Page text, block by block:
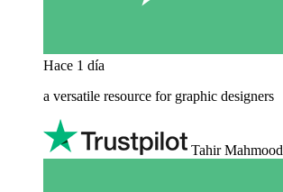
Hace 1 día
a versatile resource for graphic designers
Tahir Mahmood